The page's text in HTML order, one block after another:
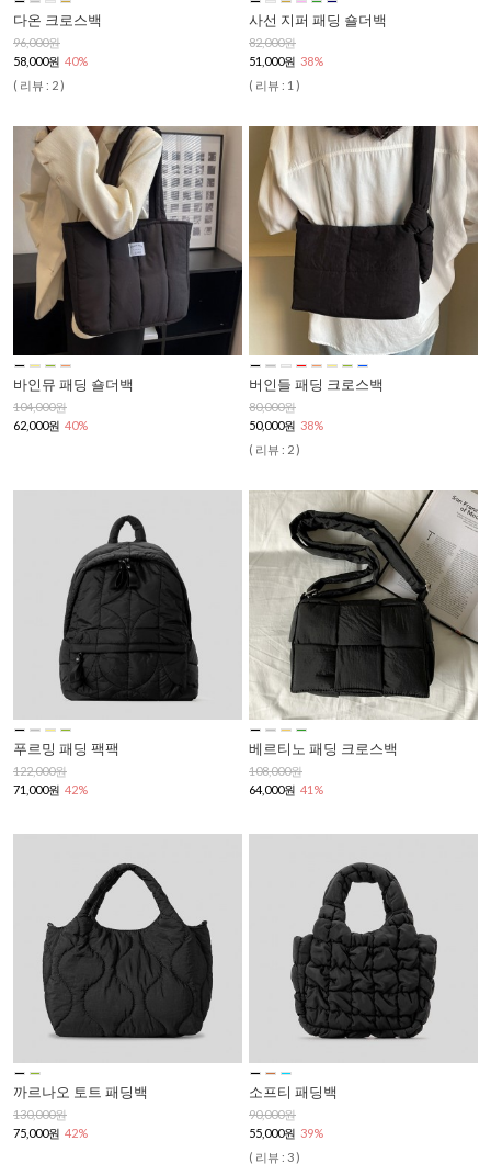
다온 크로스백
96,000원
58,000원 40%
( 리뷰 : 2 )
사선 지퍼 패딩 숄더백
82,000원
51,000원 38%
( 리뷰 : 1 )
바인뮤 패딩 숄더백
104,000원
62,000원 40%
버인들 패딩 크로스백
80,000원
50,000원 38%
( 리뷰 : 2 )
푸르밍 패딩 팩팩
122,000원
71,000원 42%
베르티노 패딩 크로스백
108,000원
64,000원 41%
까르나오 토트 패딩백
130,000원
75,000원 42%
소프티 패딩백
90,000원
55,000원 39%
( 리뷰 : 3 )